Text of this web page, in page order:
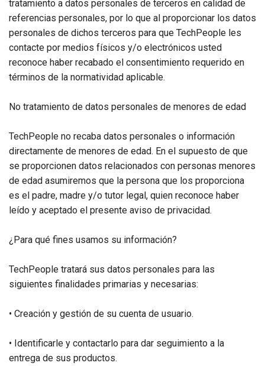
tratamiento a datos personales de terceros en calidad de
referencias personales, por lo que al proporcionar los datos
personales de dichos terceros para que TechPeople les
contacte por medios físicos y/o electrónicos usted
reconoce haber recabado el consentimiento requerido en
términos de la normatividad aplicable.
No tratamiento de datos personales de menores de edad
TechPeople no recaba datos personales o información
directamente de menores de edad. En el supuesto de que
se proporcionen datos relacionados con personas menores
de edad asumiremos que la persona que los proporciona
es el padre, madre y/o tutor legal, quien reconoce haber
leído y aceptado el presente aviso de privacidad.
¿Para qué fines usamos su información?
TechPeople tratará sus datos personales para las
siguientes finalidades primarias y necesarias:
• Creación y gestión de su cuenta de usuario.
• Identificarle y contactarlo para dar seguimiento a la
entrega de sus productos.